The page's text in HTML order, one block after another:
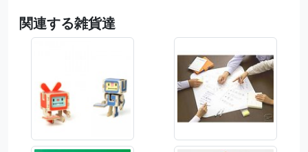
関連する雑貨達